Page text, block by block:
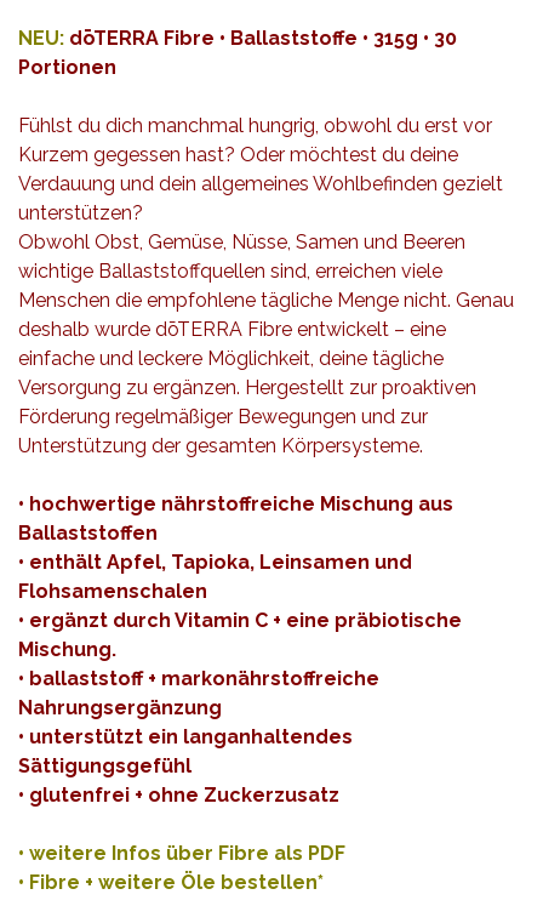
NEU: dōTERRA Fibre • Ballaststoffe • 315g • 30
Portionen
Fühlst du dich manchmal hungrig, obwohl du erst vor
Kurzem gegessen hast? Oder möchtest du deine
Verdauung und dein allgemeines Wohlbefinden gezielt
unterstützen?
Obwohl Obst, Gemüse, Nüsse, Samen und Beeren
wichtige Ballaststoffquellen sind, erreichen viele
Menschen die empfohlene tägliche Menge nicht. Genau
deshalb wurde dōTERRA Fibre entwickelt – eine
einfache und leckere Möglichkeit, deine tägliche
Versorgung zu ergänzen. Hergestellt zur proaktiven
Förderung regelmäßiger Bewegungen und zur
Unterstützung der gesamten Körpersysteme.
• hochwertige nährstoffreiche Mischung aus
Ballaststoffen
• enthält Apfel, Tapioka, Leinsamen und
Flohsamenschalen
• ergänzt durch Vitamin C + eine präbiotische
Mischung.
• ballaststoff + markonährstoffreiche
Nahrungsergänzung
• unterstützt ein langanhaltendes
Sättigungsgefühl
• glutenfrei + ohne Zuckerzusatz
• weitere Infos über Fibre als PDF
• Fibre + weitere Öle bestellen*